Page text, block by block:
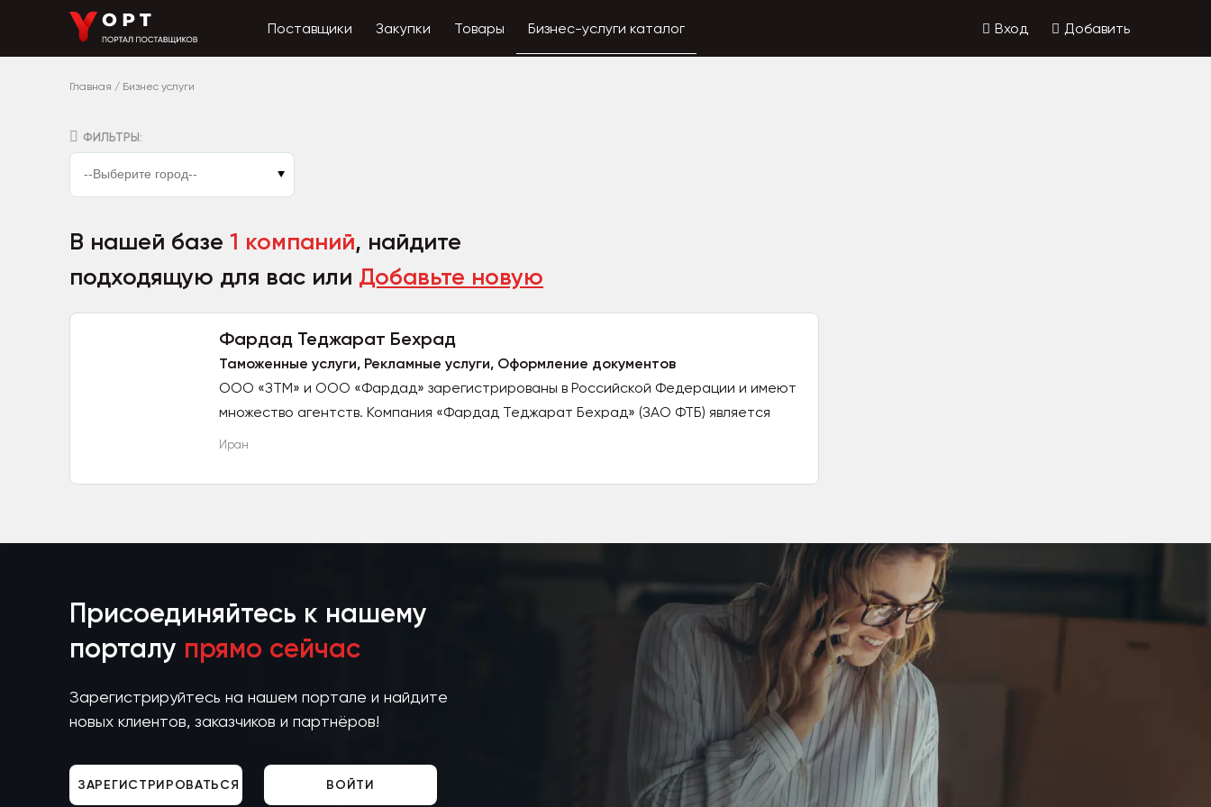
Поставщики Закупки Товары Бизнес-услуги каталог Вход Добавить
Главная / Бизнес услуги
ФИЛЬТРЫ:
В нашей базе 1 компаний, найдите
подходящую для вас или Добавьте новую
Фардад Теджарат Бехрад
Таможенные услуги, Рекламные услуги, Оформление документов
ООО «ЗТМ» и ООО «Фардад» зарегистрированы в Российской Федерации и имеют
множество агентств. Компания «Фардад Теджарат Бехрад» (ЗАО ФТБ) является
официальным и законным представителем этих компаний...
Иран
Присоединяйтесь к нашему
порталу прямо сейчас
Зарегистрируйтесь на нашем портале и найдите
новых клиентов, заказчиков и партнёров!
ЗАРЕГИСТРИРОВАТЬСЯ ВОЙТИ